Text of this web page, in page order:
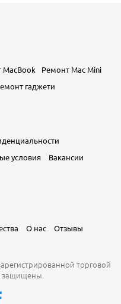
торговой
защищены.
MacBook
Ремонт Mac Mini
гаджети
условия
Вакансии
О нас
Отзывы